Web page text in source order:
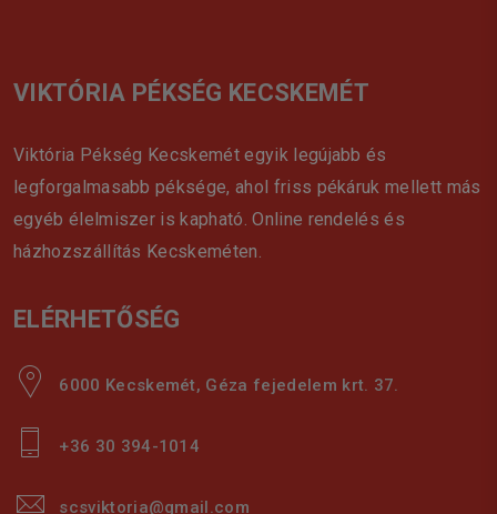
VIKTÓRIA PÉKSÉG KECSKEMÉT
Viktória Pékség Kecskemét egyik legújabb és
legforgalmasabb péksége, ahol friss pékáruk mellett más
egyéb élelmiszer is kapható. Online rendelés és
házhozszállítás Kecskeméten.
ELÉRHETŐSÉG
6000 Kecskemét, Géza fejedelem krt. 37.
+36 30 394-1014
scsviktoria@gmail.com